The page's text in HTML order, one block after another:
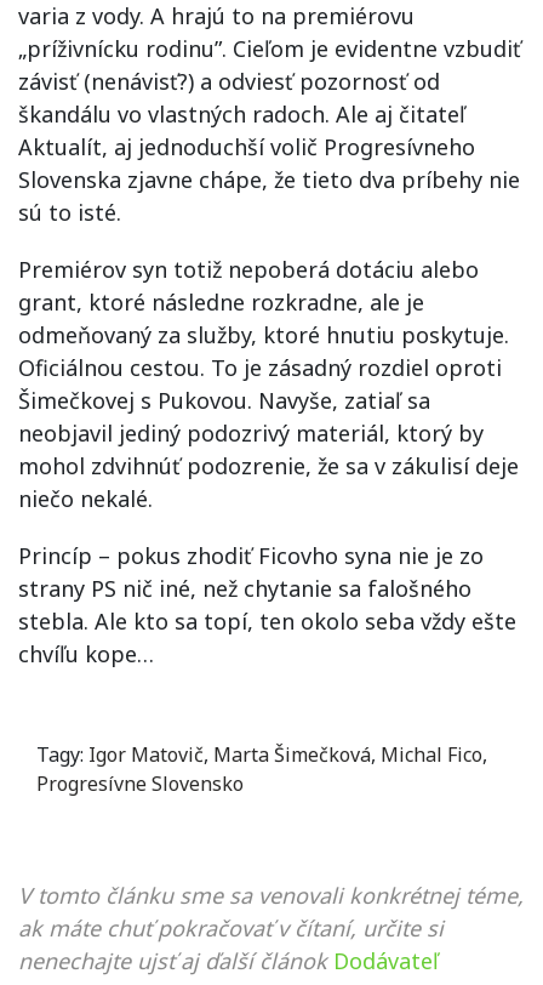
varia z vody. A hrajú to na premiérovu
„príživnícku rodinu”. Cieľom je evidentne vzbudiť
závisť (nenávisť?) a odviesť pozornosť od
škandálu vo vlastných radoch. Ale aj čitateľ
Aktualít, aj jednoduchší volič Progresívneho
Slovenska zjavne chápe, že tieto dva príbehy nie
sú to isté.
Premiérov syn totiž nepoberá dotáciu alebo
grant, ktoré následne rozkradne, ale je
odmeňovaný za služby, ktoré hnutiu poskytuje.
Oficiálnou cestou. To je zásadný rozdiel oproti
Šimečkovej s Pukovou. Navyše, zatiaľ sa
neobjavil jediný podozrivý materiál, ktorý by
mohol zdvihnúť podozrenie, že sa v zákulisí deje
niečo nekalé.
Princíp – pokus zhodiť Ficovho syna nie je zo
strany PS nič iné, než chytanie sa falošného
stebla. Ale kto sa topí, ten okolo seba vždy ešte
chvíľu kope…
Tagy: Igor Matovič, Marta Šimečková, Michal Fico,
Progresívne Slovensko
V tomto článku sme sa venovali konkrétnej téme,
ak máte chuť pokračovať v čítaní, určite si
nenechajte ujsť aj ďalší článok Dodávateľ